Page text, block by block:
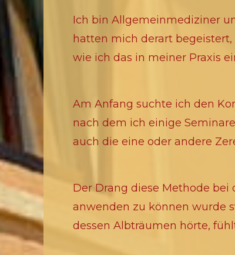
Ich bin Allgemeinmediziner
hatten mich derart
wie ich das in meiner Praxis
Am Anfang suchte ich den
nach dem ich einige
auch die eine oder andere
Der Drang diese Methode
anwenden zu können wurde
dessen Albträumen hörte,